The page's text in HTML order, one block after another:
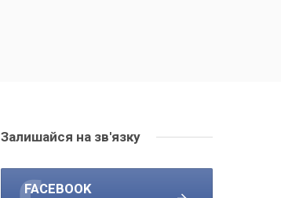
Залишайся на зв'язку
FACEBOOK